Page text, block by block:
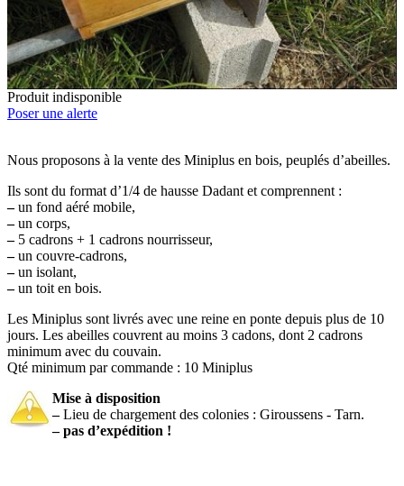
Produit indisponible
Poser une alerte
Nous proposons à la vente des Miniplus en bois, peuplés d’abeilles.
Ils sont du format d’1/4 de hausse Dadant et comprennent :
–un fond aéré mobile,
–un corps,
–5 cadrons + 1 cadrons nourrisseur,
–un couvre-cadrons,
–un isolant,
–un toit en bois.
Les Miniplus sont livrés avec une reine en ponte depuis plus de 10
jours. Les abeilles couvrent au moins 3 cadons, dont 2 cadrons
minimum avec du couvain.
Qté minimum par commande : 10 Miniplus
Mise à disposition
–Lieu de chargement des colonies : Giroussens - Tarn.
– pas d’expédition !